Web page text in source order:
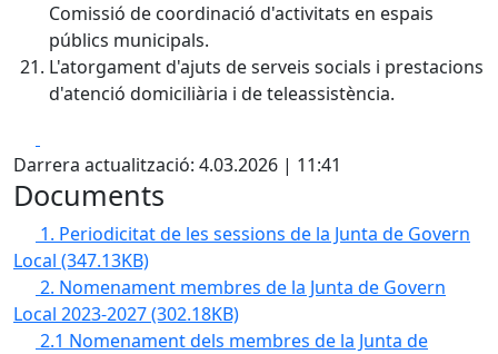
Comissió de coordinació d'activitats en espais
públics municipals.
L'atorgament d'ajuts de serveis socials i prestacions
d'atenció domiciliària i de teleassistència.
Darrera actualització: 4.03.2026 | 11:41
Documents
1. Periodicitat de les sessions de la Junta de Govern
Local (347.13KB)
2. Nomenament membres de la Junta de Govern
Local 2023-2027(302.18KB)
2.1 Nomenament dels membres de la Junta de